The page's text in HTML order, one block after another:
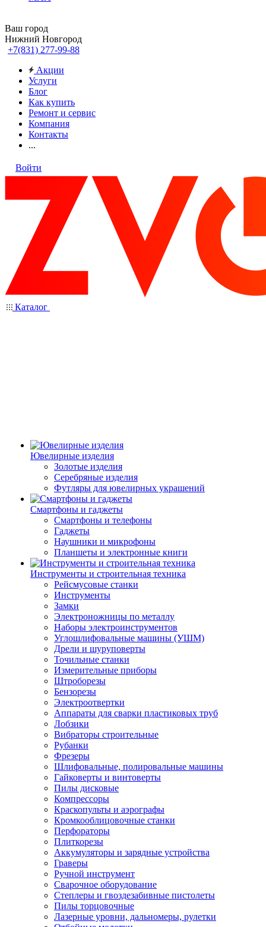
Ваш город
Нижний Новгород
+7(831) 277-99-88
Акции
Услуги
Блог
Как купить
Ремонт и сервис
Компания
Контакты
...
Войти
Каталог
Ювелирные изделия
Золотые изделия
Серебряные изделия
Футляры для ювелирных украшений
Смартфоны и гаджеты
Смартфоны и телефоны
Гаджеты
Наушники и микрофоны
Планшеты и электронные книги
Инструменты и строительная техника
Рейсмусовые станки
Инструменты
Замки
Электроножницы по металлу
Наборы электроинструментов
Углошлифовальные машины (УШМ)
Дрели и шуруповерты
Точильные станки
Измерительные приборы
Штроборезы
Бензорезы
Электроотвертки
Аппараты для сварки пластиковых труб
Лобзики
Вибраторы строительные
Рубанки
Фрезеры
Шлифовальные, полировальные машины
Гайковерты и винтоверты
Пилы дисковые
Компрессоры
Краскопульты и аэрографы
Кромкооблицовочные станки
Перфораторы
Плиткорезы
Аккумуляторы и зарядные устройства
Граверы
Ручной инструмент
Сварочное оборудование
Степлеры и гвоздезабивные пистолеты
Пилы торцовочные
Лазерные уровни, дальномеры, рулетки